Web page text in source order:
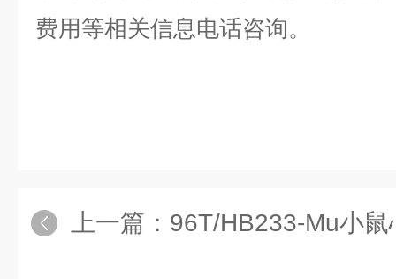
费用等相关信息电话咨询。
上一篇： 96T/HB233-Mu小鼠心肌肌